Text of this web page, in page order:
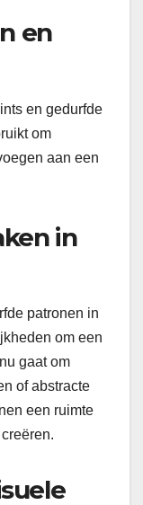
en
en gedurfde
om
aan een
in
patronen in
om een
gaat om
of abstracte
een ruimte